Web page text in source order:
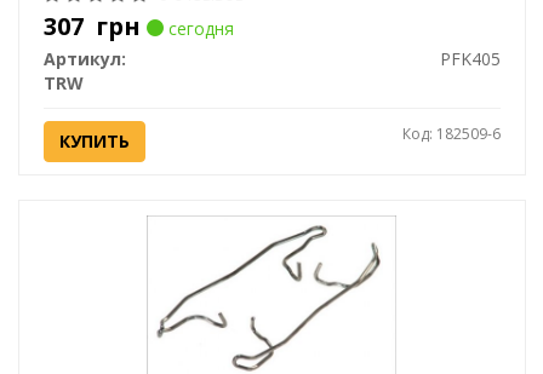
307 грн
сегодня
Артикул:
PFK405
TRW
КУПИТЬ Код: 182509-6